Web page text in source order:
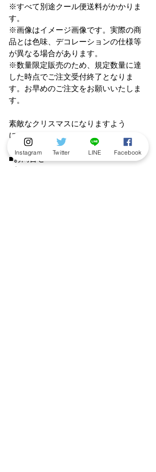
※すべて別途クール便送料がかかりま
す。
※画像はイメージ画像です。実際の商
品とは色味、デコレーションの仕様等
が異なる場合があります。
※数量限定販売のため、規定数量に達
した時点でご注文受付終了となりま
す。お早めのご注文をお願いいたしま
す。
素敵なクリスマスになりますよう
に！！
■お問合せ
Instagram Twitter LINE Facebook